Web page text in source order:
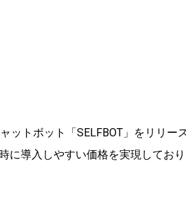
ットボット「SELFBOT」をリリ
導入しやすい価格を実現してお